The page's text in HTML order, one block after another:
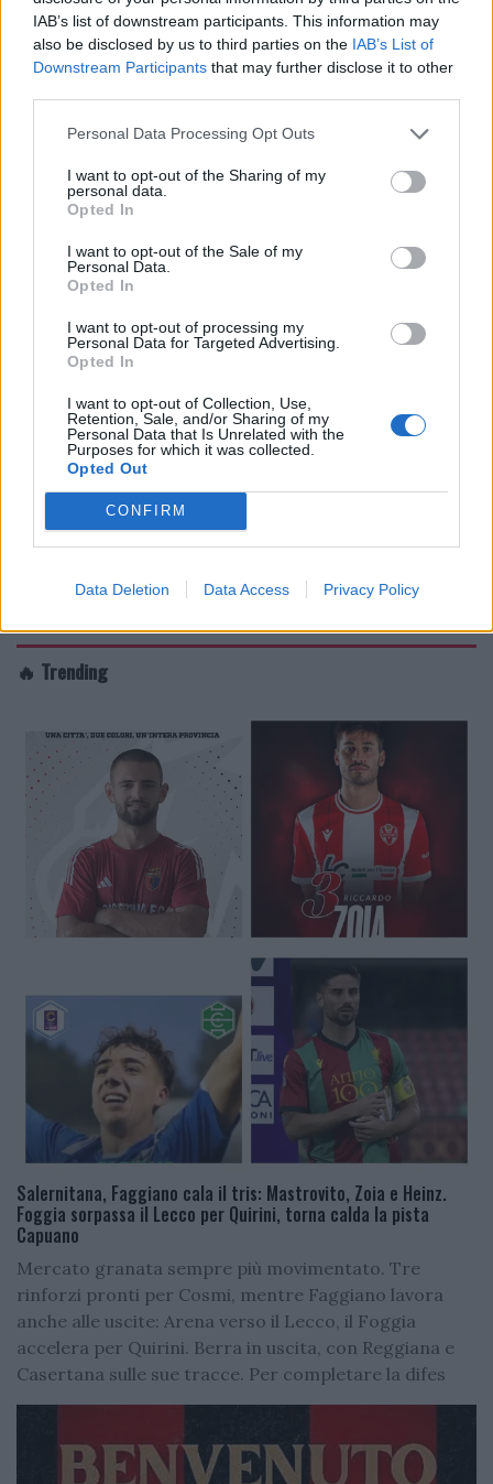
IAB’s list of downstream participants. This information may
also be disclosed by us to third parties on the IAB’s List of
Downstream Participants that may further disclose it to other
Personal Data Processing Opt Outs
I want to opt-out of the Sharing of my
personal data.
Opted In
I want to opt-out of the Sale of my
Personal Data.
Opted In
I want to opt-out of processing my
Personal Data for Targeted Advertising.
Opted In
I want to opt-out of Collection, Use,
Retention, Sale, and/or Sharing of my
Personal Data that Is Unrelated with the
Purposes for which it was collected.
Opted Out
CONFIRM
Data Deletion Data Access Privacy Policy
🔥 Trending
Salernitana, Faggiano cala il tris: Mastrovito, Zoia e Heinz.
Foggia sorpassa il Lecco per Quirini, torna calda la pista
Capuano
Mercato granata sempre più movimentato. Tre
rinforzi pronti per Cosmi, mentre Faggiano lavora
anche alle uscite: Arena verso il Lecco, il Foggia
accelera per Quirini. Berra in uscita, con Reggiana e
Casertana sulle sue tracce. Per completare la difes